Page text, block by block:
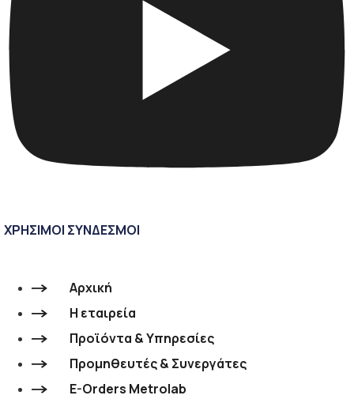
ΧΡΗΣΙΜΟΙ ΣΥΝΔΕΣΜΟΙ
Αρχική
Η εταιρεία
Προϊόντα & Υπηρεσίες
Προμηθευτές & Συνεργάτες
E-Orders Metrolab